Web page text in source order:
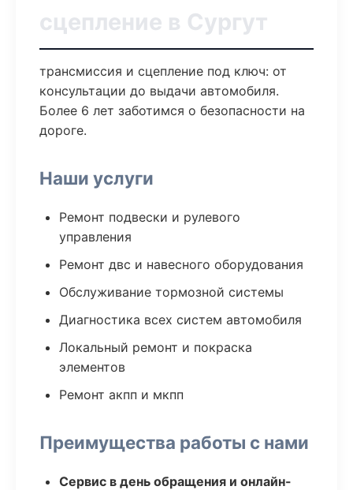
сцепление в Сургут
трансмиссия и сцепление под ключ: от
консультации до выдачи автомобиля.
Более 6 лет заботимся о безопасности на
дороге.
Наши услуги
Ремонт подвески и рулевого
управления
Ремонт двс и навесного оборудования
Обслуживание тормозной системы
Диагностика всех систем автомобиля
Локальный ремонт и покраска
элементов
Ремонт акпп и мкпп
Преимущества работы с нами
Сервис в день обращения и онлайн-